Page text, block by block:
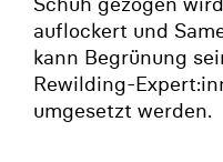
auflockert und
kann Begrünung
Rewilding-
umgesetzt werden.